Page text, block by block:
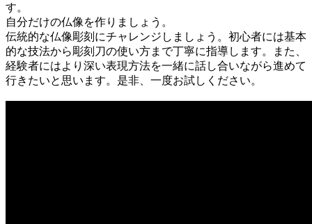
す。
自分だけの仏像を作りましょう。
伝統的な仏像彫刻にチャレンジしましょう。初心者には基本
的な技法から彫刻刀の使い方まで丁寧に指導します。また、
経験者にはより深い表現方法を一緒に話し合いながら進めて
行きたいと思います。是非、一度お試しください。